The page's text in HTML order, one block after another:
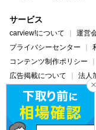
サービス
carview!について 運営
プライバシーセンター
コンテンツ制作ポリシー
広告掲載について
法人
ヘルプ・お問い合わせ
carview! Yahoo! JAPAN